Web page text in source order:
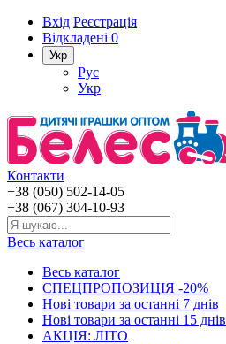
Вхід Реєстрація
Відкладені 0
Укр
Рус
Укр
Контакти
+38 (050) 502-14-05
+38 (067) 304-10-93
Весь каталог
Весь каталог
СПЕЦПРОПОЗИЦІЯ -20%
Нові товари за останнi 7 днiв
Нові товари за останнi 15 днiв
АКЦІЯ: ЛІТО